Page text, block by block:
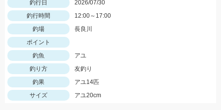
釣行日
2026/07/30
釣行時間
12:00～17:00
釣場
長良川
ポイント
釣魚
アユ
釣り方
友釣り
釣果
アユ14匹
サイズ
アユ20cm